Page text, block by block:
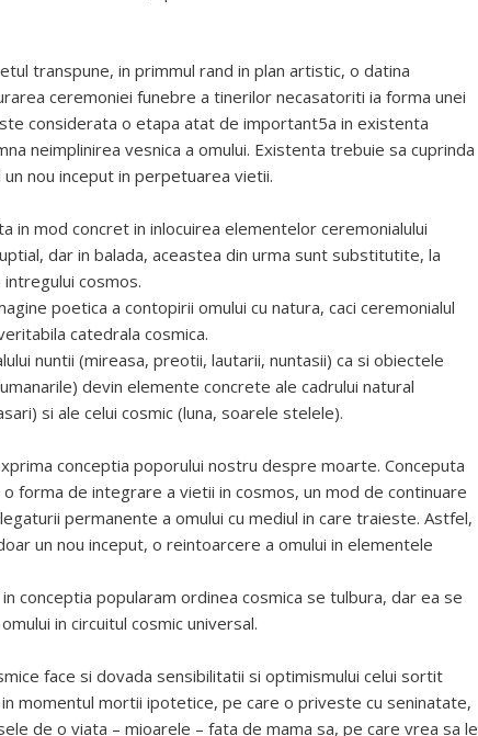
transpune, in primmul rand in plan artistic, o datina
ceremoniei funebre a tinerilor necasatoriti ia forma unei
considerata o etapa atat de important5a in existenta
neimplinirea vesnica a omului. Existenta trebuie sa cuprinda
nou inceput in perpetuarea vietii.
in mod concret in inlocuirea elementelor ceremonialului
dar in balada, aceastea din urma sunt substitutite, la
cosmos.
poetica a contopirii omului cu natura, caci ceremonialul
catedrala cosmica.
nuntii (mireasa, preotii, lautarii, nuntasii) ca si obiectele
devin elemente concrete ale cadrului natural
si ale celui cosmic (luna, soarele stelele).
conceptia poporului nostru despre moarte. Conceputa
forma de integrare a vietii in cosmos, un mod de continuare
permanente a omului cu mediul in care traieste. Astfel,
un nou inceput, o reintoarcere a omului in elementele
conceptia popularam ordinea cosmica se tulbura, dar ea se
in circuitul cosmic universal.
face si dovada sensibilitatii si optimismului celui sortit
momentul mortii ipotetice, pe care o priveste cu seninatate,
de o viata – mioarele – fata de mama sa, pe care vrea sa le